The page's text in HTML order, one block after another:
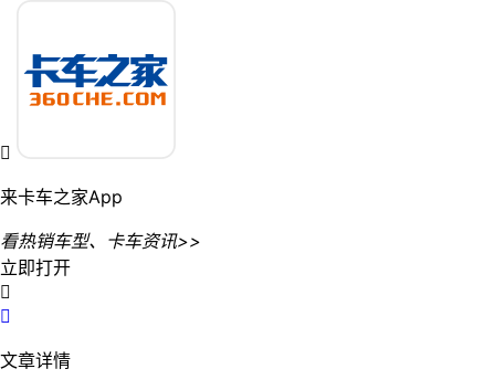

来卡车之家App
看热销车型、卡车资讯>>
立即打开


文章详情